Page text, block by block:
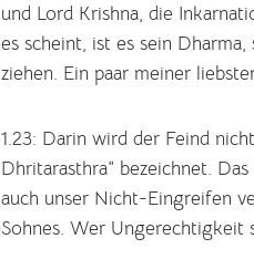
und Lord Krishna, die
es scheint, ist es sein
ziehen. Ein paar meiner
1.23: Darin wird der Feind
Dhritarasthra“ bezeichnet.
auch unser Nicht-Eingreifen
Sohnes. Wer Ungerechtigkeit